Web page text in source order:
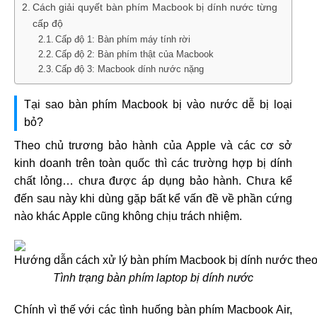
Cách giải quyết bàn phím Macbook bị dính nước từng
cấp độ
Cấp độ 1: Bàn phím máy tính rời
Cấp độ 2: Bàn phím thật của Macbook
Cấp độ 3: Macbook dính nước nặng
Tại sao bàn phím Macbook bị vào nước dễ bị loại
bỏ?
Theo chủ trương bảo hành của Apple và các cơ sở
kinh doanh trên toàn quốc thì các trường hợp bị dính
chất lỏng… chưa được áp dụng bảo hành. Chưa kể
đến sau này khi dùng gặp bất kể vấn đề về phần cứng
nào khác Apple cũng không chịu trách nhiệm.
Tình trạng bàn phím laptop bị dính nước
Chính vì thế với các tình huống bàn phím Macbook Air,